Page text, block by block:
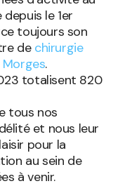
depuis le 1er
toujours son
de chirurgie
.
totalisent 820
tous nos
et nous leur
pour la
au sein de
à venir.